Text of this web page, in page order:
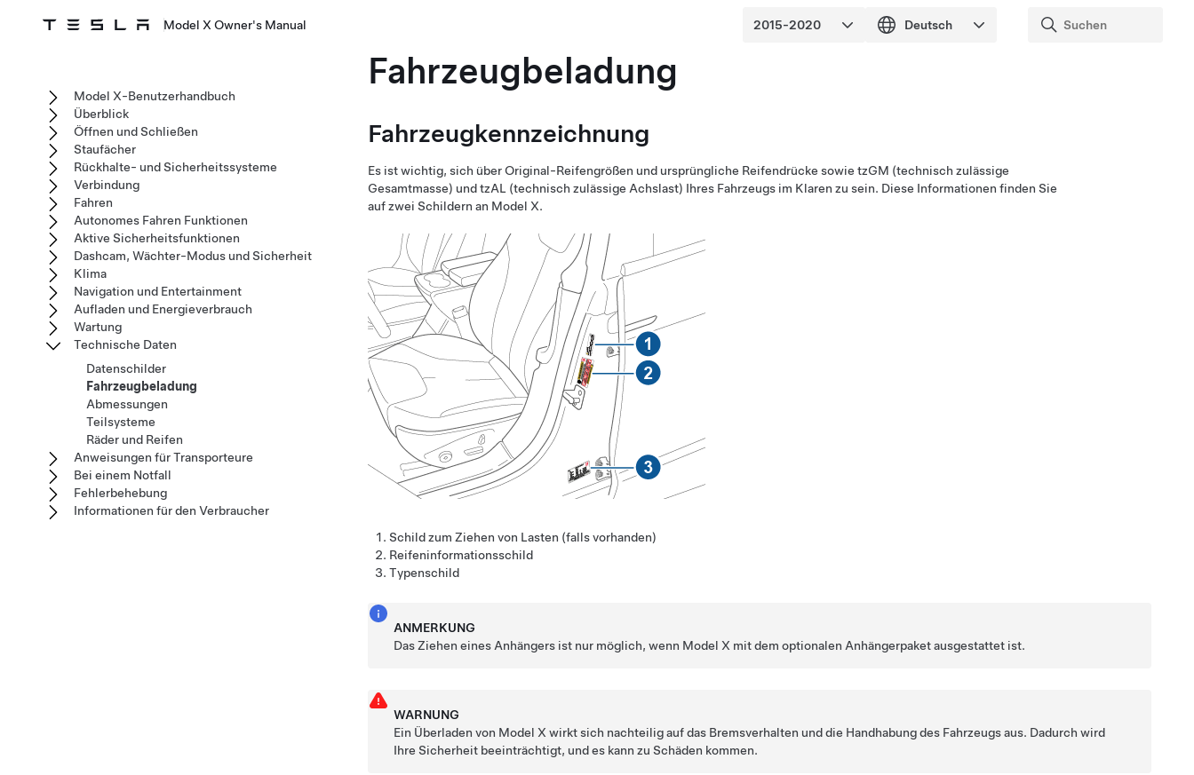
Model X Owner's Manual
Fahrzeugbeladung
Fahrzeugkennzeichnung
Es ist wichtig, sich über Original-Reifengrößen und ursprüngliche Reifendrücke sowie tzGM (technisch zulässige
Gesamtmasse) und tzAL (technisch zulässige Achslast) Ihres Fahrzeugs im Klaren zu sein. Diese Informationen finden Sie
auf zwei Schildern an Model X.
Schild zum Ziehen von Lasten (falls vorhanden)
Reifeninformationsschild
Typenschild
ANMERKUNG
Das Ziehen eines Anhängers ist nur möglich, wenn Model X mit dem optionalen Anhängerpaket ausgestattet ist.
WARNUNG
Ein Überladen von Model X wirkt sich nachteilig auf das Bremsverhalten und die Handhabung des Fahrzeugs aus. Dadurch wird
Ihre Sicherheit beeinträchtigt, und es kann zu Schäden kommen.
Model X-Benutzerhandbuch
Überblick
Öffnen und Schließen
Staufächer
Rückhalte- und Sicherheitssysteme
Verbindung
Fahren
Autonomes Fahren Funktionen
Aktive Sicherheitsfunktionen
Dashcam, Wächter-Modus und Sicherheit
Klima
Navigation und Entertainment
Aufladen und Energieverbrauch
Wartung
Technische Daten
Datenschilder
Fahrzeugbeladung
Abmessungen
Teilsysteme
Räder und Reifen
Anweisungen für Transporteure
Bei einem Notfall
Fehlerbehebung
Informationen für den Verbraucher